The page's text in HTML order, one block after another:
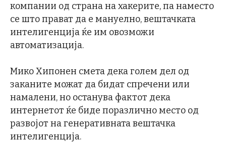
компании од страна на хакерите, па наместо
се што прават да е мануелно, вештачката
интелигенција ќе им овозможи
автоматизација.
Мико Хипонен смета дека голем дел од
заканите можат да бидат спречени или
намалени, но останува фактот дека
интернетот ќе биде поразлично место од
развојот на генеративната вештачка
интелигенција.